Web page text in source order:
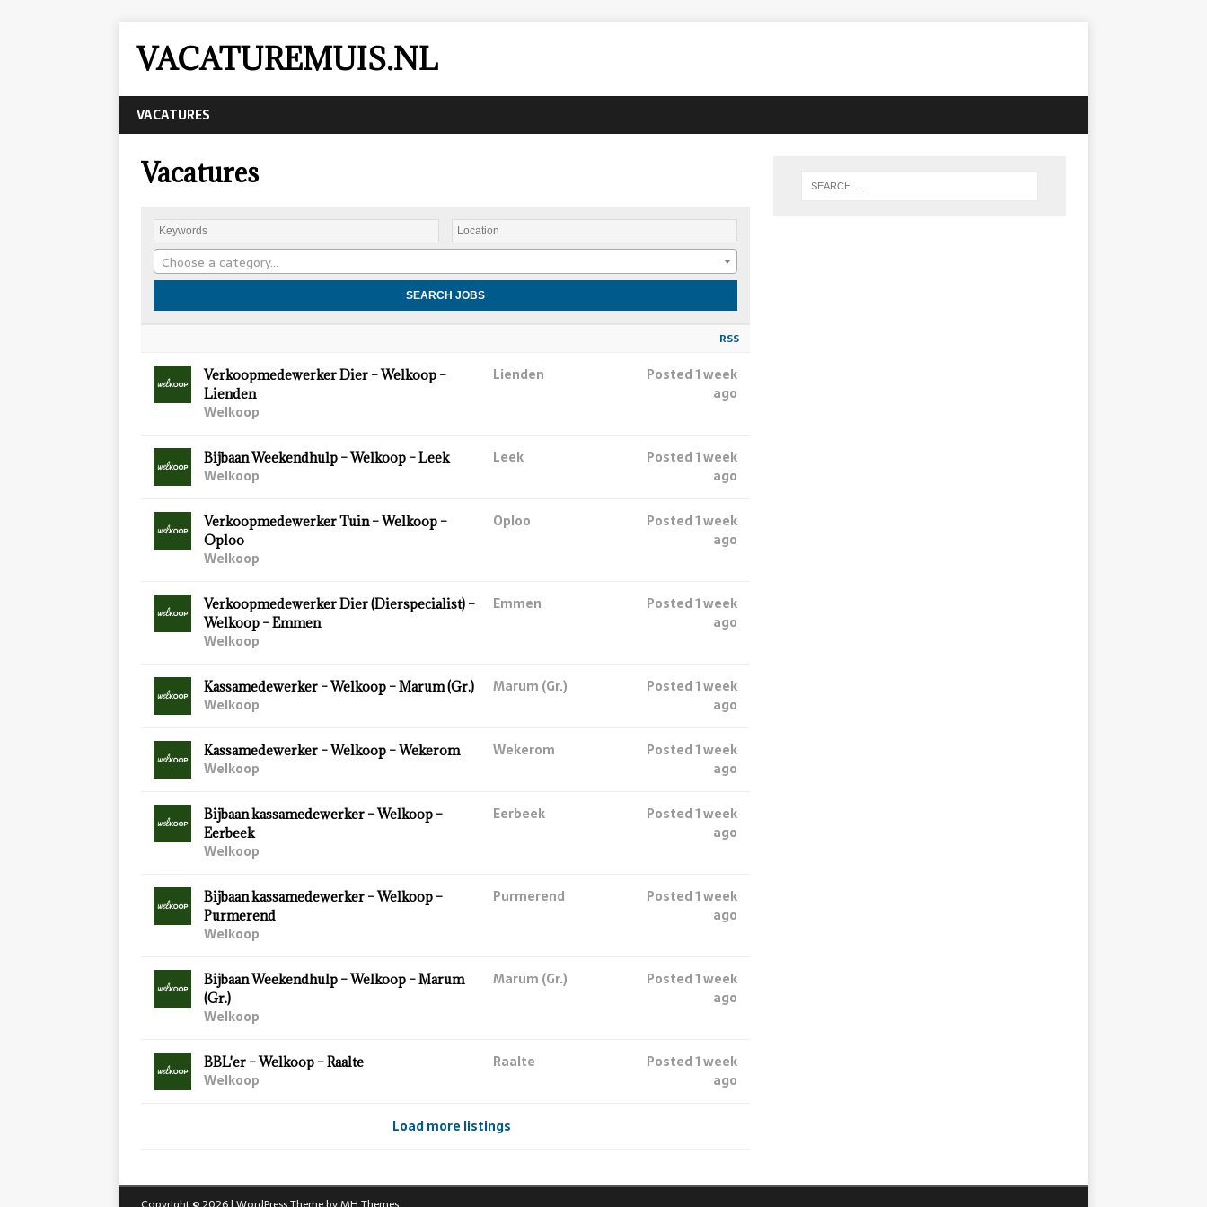
VACATUREMUIS.NL
VACATURES
Vacatures
Choose a category…
RSS
Verkoopmedewerker Dier – Welkoop –
Lienden
Welkoop
Lienden
Posted 1 week
ago
Bijbaan Weekendhulp – Welkoop – Leek
Welkoop
Leek
Posted 1 week
ago
Verkoopmedewerker Tuin – Welkoop –
Oploo
Welkoop
Oploo
Posted 1 week
ago
Verkoopmedewerker Dier (Dierspecialist) –
Welkoop – Emmen
Welkoop
Emmen
Posted 1 week
ago
Kassamedewerker – Welkoop – Marum (Gr.)
Welkoop
Marum (Gr.)
Posted 1 week
ago
Kassamedewerker – Welkoop – Wekerom
Welkoop
Wekerom
Posted 1 week
ago
Bijbaan kassamedewerker – Welkoop –
Eerbeek
Welkoop
Eerbeek
Posted 1 week
ago
Bijbaan kassamedewerker – Welkoop –
Purmerend
Welkoop
Purmerend
Posted 1 week
ago
Bijbaan Weekendhulp – Welkoop – Marum
(Gr.)
Welkoop
Marum (Gr.)
Posted 1 week
ago
BBL'er – Welkoop – Raalte
Welkoop
Raalte
Posted 1 week
ago
Load more listings